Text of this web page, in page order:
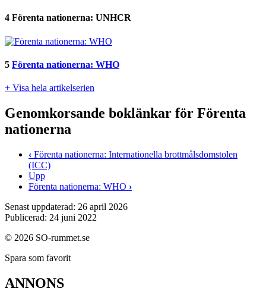
4 Förenta nationerna: UNHCR
5 Förenta nationerna: WHO
+ Visa hela artikelserien
Genomkorsande boklänkar för Förenta
nationerna
‹ Förenta nationerna: Internationella brottmålsdomstolen
(ICC)
Upp
Förenta nationerna: WHO ›
Senast uppdaterad: 26 april 2026
Publicerad: 24 juni 2022
© 2026 SO-rummet.se
Spara som favorit
ANNONS